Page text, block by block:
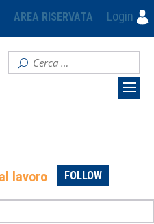
AREA RISERVATA Login
lavoro FOLLOW